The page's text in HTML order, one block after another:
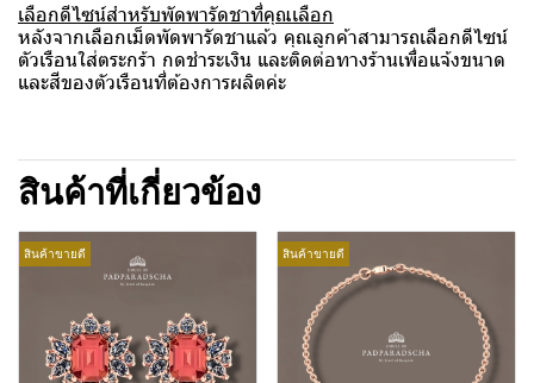
เลือกดีไซน์สำหรับพัดพารัดชาที่คุณเลือก
หลังจากเลือกเม็ดพัดพารัดชาแล้ว คุณลูกค้าสามารถเลือกดีไซน์
ตัวเรือนใส่ตระกร้า กดชำระเงิน และติดต่อทางร้านเพื่อแจ้งขนาด
และสีของตัวเรือนที่ต้องการผลิตค่ะ
สินค้าที่เกี่ยวข้อง
สินค้าขายดี สินค้าขายดี